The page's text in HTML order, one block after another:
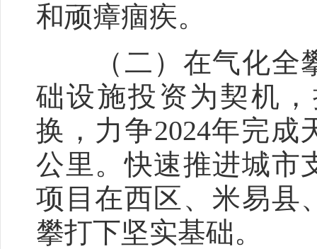
和顽瘴痼疾。
（二）在气化全攀
础设施投资为契机
换，力争2024年完成
公里。快速推进城市
项目在西区、米易县
攀打下坚实基础。